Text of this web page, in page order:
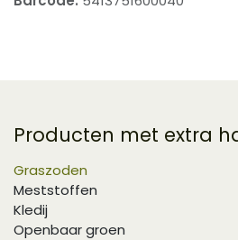
Producten met extra
Graszoden
Meststoffen
Kledij
Openbaar groen